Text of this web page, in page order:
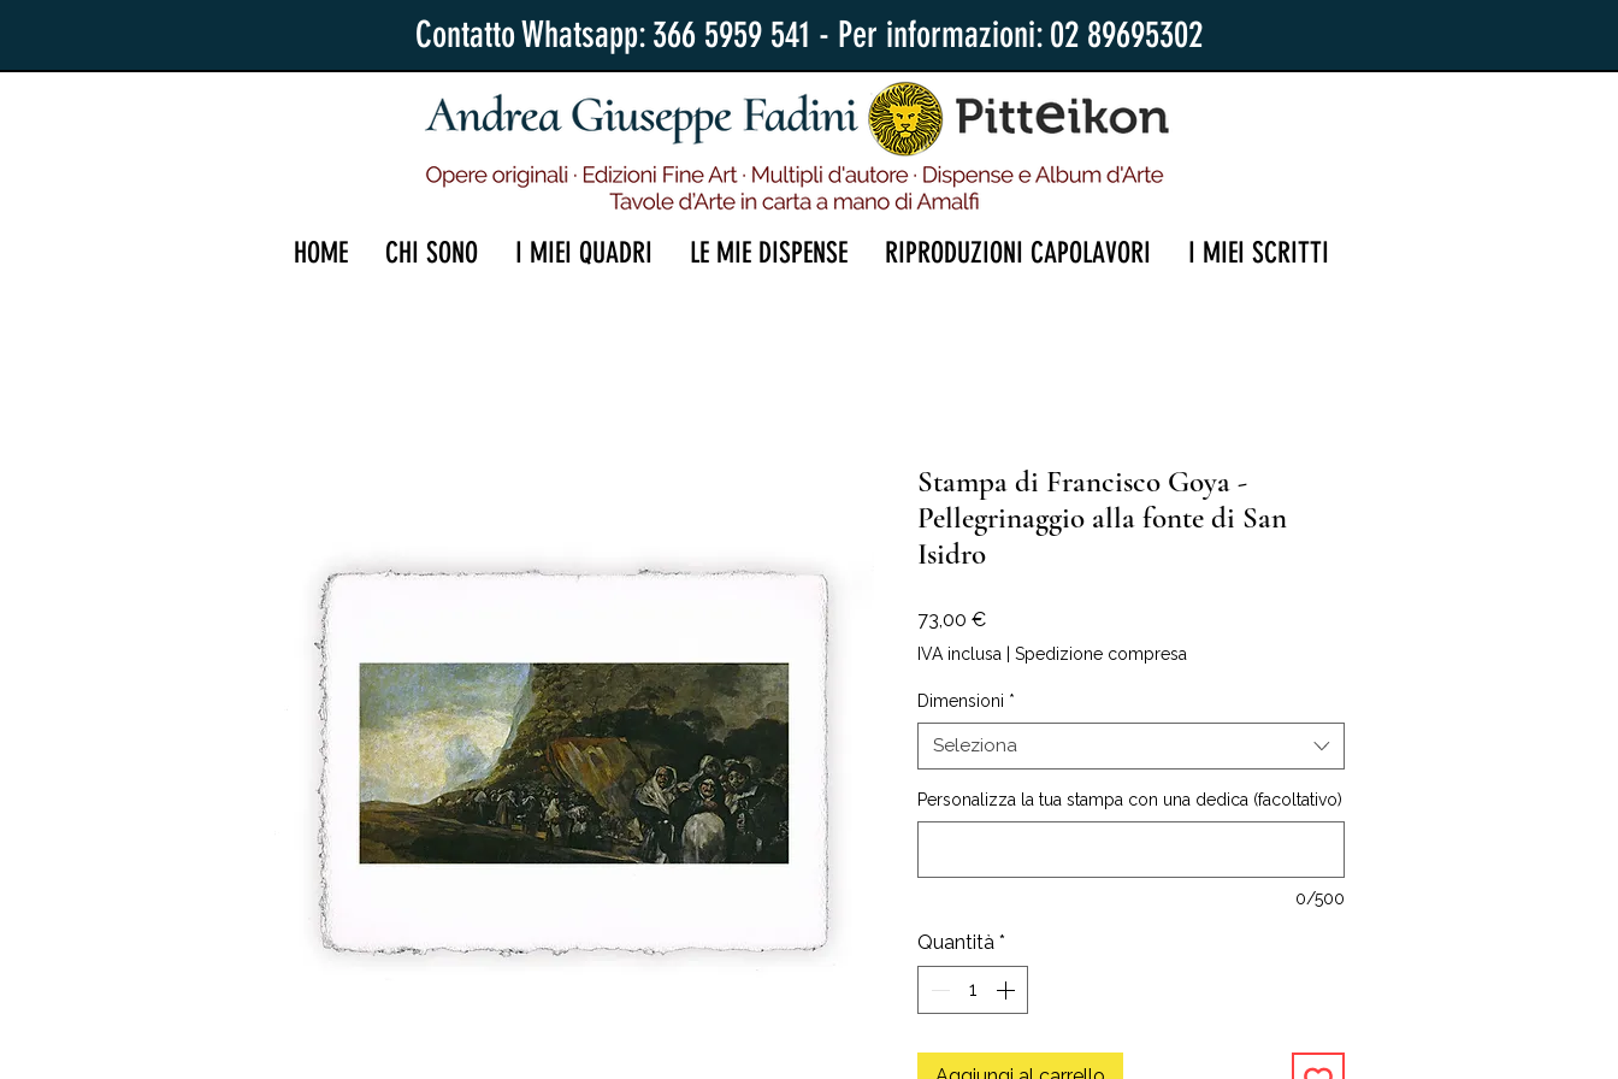
Contatto Whatsapp: 366 5959 541 - Per informazioni: 02 89695302
HOME CHI SONO I MIEI QUADRI LE MIE DISPENSE RIPRODUZIONI CAPOLAVORI I MIEI SCRITTI
Stampa di Francisco Goya -
Pellegrinaggio alla fonte di San
Isidro
73,00 €Prezzo
IVA inclusa Spedizione compresa
Dimensioni *
Seleziona
Personalizza la tua stampa con una dedica (facoltativo)
0/500
Quantità *